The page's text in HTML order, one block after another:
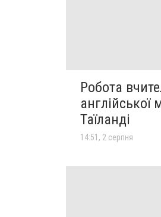
Робота
англійської
Таїланді
14:51, 2 серпня